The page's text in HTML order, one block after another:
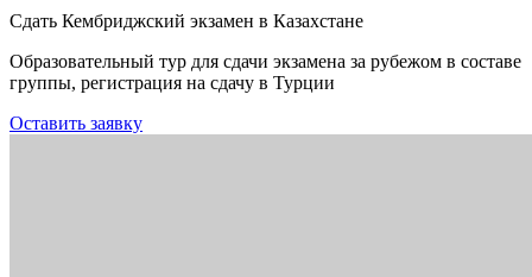
Сдать Кембриджский экзамен в Казахстане
Образовательный тур для сдачи экзамена за рубежом в составе
группы, регистрация на сдачу в Турции
Оставить заявку